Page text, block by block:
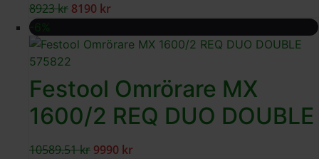
8923kr 8190 kr
-6%
Festool Omrörare MX
1600/2 REQ DUO DOUBLE
10589.51kr 9990 kr